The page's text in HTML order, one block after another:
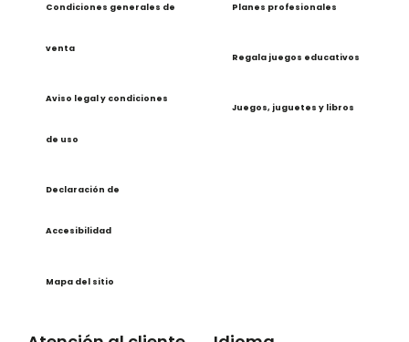
Condiciones generales de
venta
Aviso legal y condiciones
de uso
Declaración de
Accesibilidad
Mapa del sitio
Planes profesionales
Regala juegos educativos
Juegos, juguetes y libros